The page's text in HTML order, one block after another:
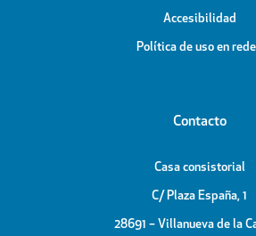
Accesibilidad
Política de uso en
Contacto
Casa consistorial
C/ Plaza España, 1
28691 – Villanueva de la